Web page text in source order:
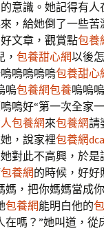
意識。她記得有人
，給她倒了一些苦
文章，觀賞點包養
包養甜心網以後怎
嗚嗚嗚嗚包養甜心
嗚包養網包養嗚嗚
嗚嗚好“第一次全家一
包養網來包養網請
，說家裡包養網
對此不高興，於是
包養網的時候，好好
媽，把你媽媽當成
包養網能明白他的
在嗎？”她叫道，從